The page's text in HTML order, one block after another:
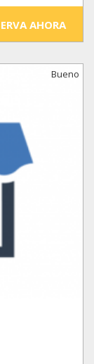
AHORA
Bueno